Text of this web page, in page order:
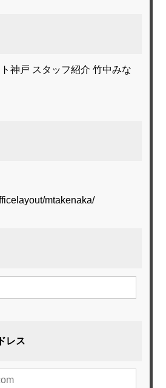
神戸 スタッフ紹介 竹中みな
mtakenaka/
レス